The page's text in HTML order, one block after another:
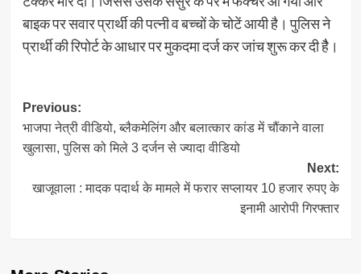
बाइक पर सवार प्रार्थी की पत्नी व बच्चों के चोटें आयी है। पुलिस ने
प्रार्थी की रिपोर्ट के आधार पर मुकदमा दर्ज कर जांच शुरू कर दी हैै।
Post
navigation
Previous:
भाजपा नेत्री वीडियो, ब्लैकमेलिंग और बलात्कार कांड में चौंकाने वाला
खुलासा, पुलिस को मिले 3 दर्जन से ज्यादा वीडियो
Next:
खाजूवाला : मादक पदार्थ के मामले में फरार सप्लायर 10 हजार रुपए के
इनामी आरोपी गिरफ्तार